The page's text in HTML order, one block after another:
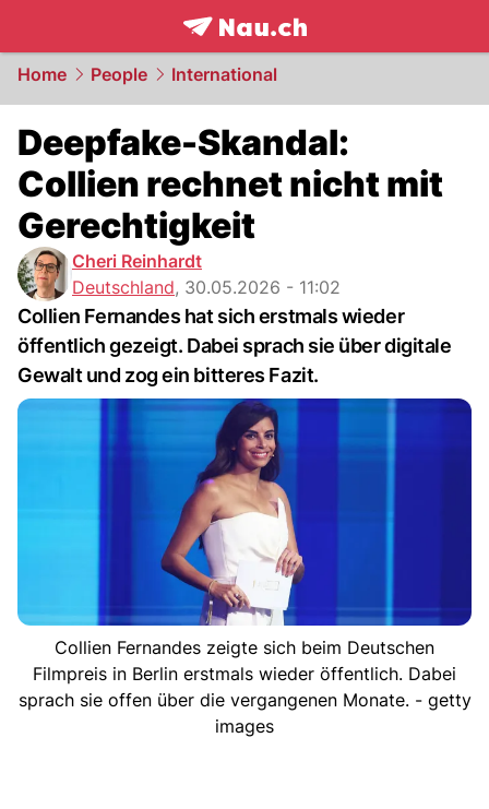
frontpage.NAU.ch
Home People International
Deepfake-Skandal:
Collien rechnet nicht mit
Gerechtigkeit
Cheri Reinhardt
Deutschland, 30.05.2026 - 11:02
Collien Fernandes hat sich erstmals wieder
öffentlich gezeigt. Dabei sprach sie über digitale
Gewalt und zog ein bitteres Fazit.
Collien Fernandes zeigte sich beim Deutschen
Filmpreis in Berlin erstmals wieder öffentlich. Dabei
sprach sie offen über die vergangenen Monate. - getty
images